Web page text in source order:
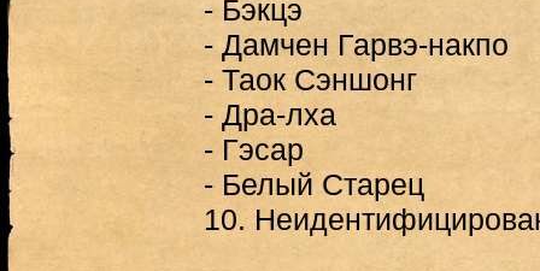
- Бэкцэ
- Дамчен Гарвэ-накпо
- Таок Сэншонг
- Дра-лха
- Гэсар
- Белый Старец
10.